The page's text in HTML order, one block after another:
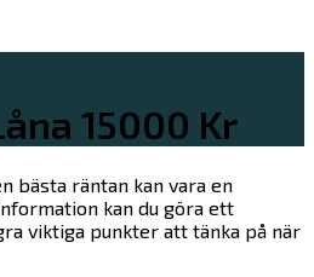
15000 Kr
bästa räntan kan vara en
kan du göra ett
viktiga punkter att tänka på när